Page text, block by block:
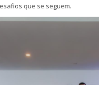
que se seguem.